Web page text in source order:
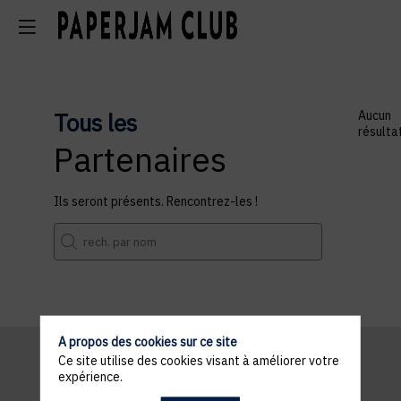
Tous les
Partenaires
Ils seront présents. Rencontrez-les !
Aucun
A propos des cookies sur ce site
Ce site utilise des cookies visant à améliorer votre
expérience.